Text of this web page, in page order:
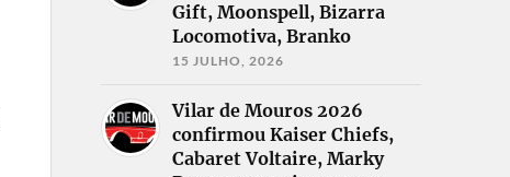
Gift, Moonspell, Bizarra
Locomotiva, Branko
15 JULHO, 2026
Vilar de Mouros 2026
confirmou Kaiser Chiefs,
Cabaret Voltaire, Marky